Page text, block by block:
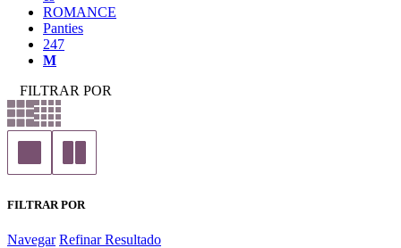
ROMANCE
Panties
247
M
FILTRAR POR
FILTRAR POR
Navegar Refinar Resultado